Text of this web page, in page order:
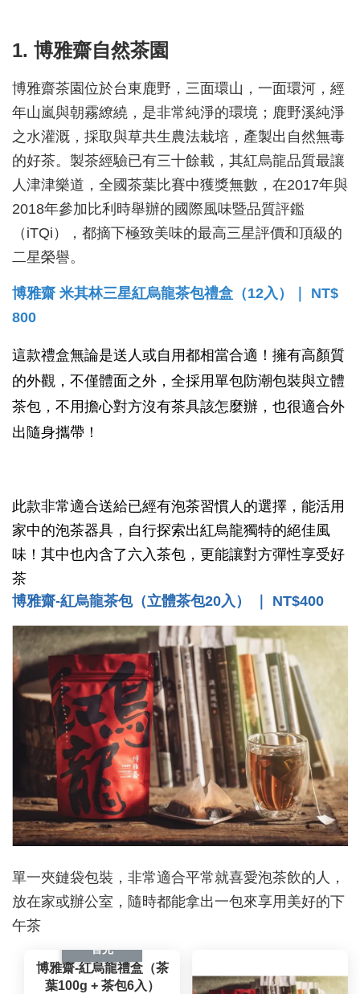
1. 博雅齋自然茶園
博雅齋茶園位於台東鹿野，三面環山，一面環河，經
年山嵐與朝霧繚繞，是非常純淨的環境；鹿野溪純淨
之水灌溉，採取與草共生農法栽培，產製出自然無毒
的好茶。製茶經驗已有三十餘載，其紅烏龍品質最讓
人津津樂道，全國茶葉比賽中獲獎無數，在2017年與
2018年參加比利時舉辦的國際風味暨品質評鑑
（iTQi），都摘下極致美味的最高三星評價和頂級的
二星榮譽。
博雅齋 米其林三星紅烏龍茶包禮盒（12入）
NT$
800
這款禮盒無論是送人或自用都相當合適！擁有高顏質
的外觀，不僅體面之外，全採用單包防潮包裝與立體
茶包，不用擔心對方沒有茶具該怎麼辦，也很適合外
出隨身攜帶！
此款非常適合送給已經有泡茶習慣人的選擇，能活用
家中的泡茶器具，自行探索出紅烏龍獨特的絕佳風
味！其中也內含了六入茶包，更能讓對方彈性享受好
茶
博雅齋-紅烏龍茶包（立體茶包20入） ｜ NT$400
單一夾鏈袋包裝，非常適合平常就喜愛泡茶飲的人，
放在家或辦公室，隨時都能拿出一包來享用美好的下
午茶
售完
博雅齋-紅烏龍禮盒（茶
葉100g + 茶包6入）